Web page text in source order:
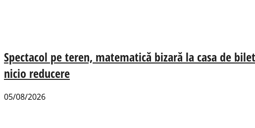
Spectacol pe teren, matematică bizară la casa de
nicio reducere
05/08/2026